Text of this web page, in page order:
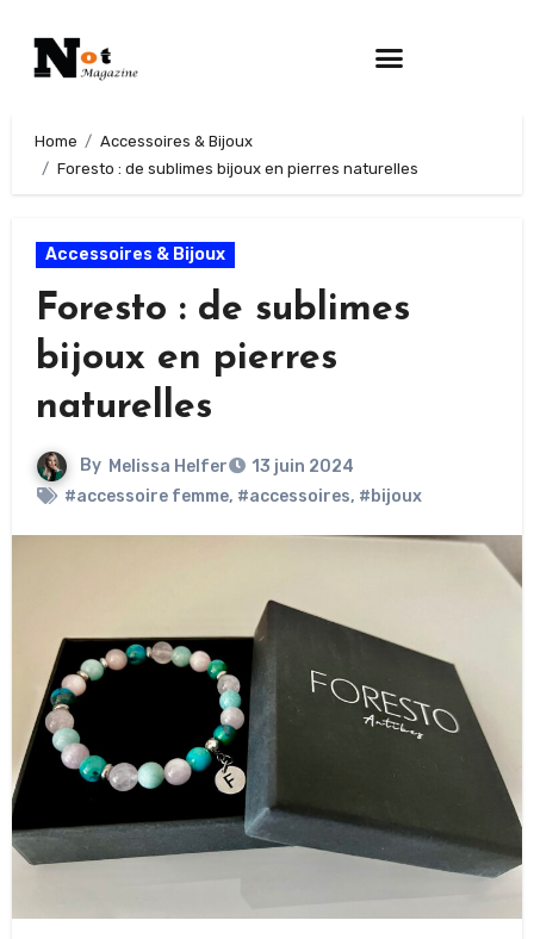
Home
Accessoires & Bijoux
Foresto : de sublimes bijoux en pierres naturelles
Accessoires & Bijoux
Foresto : de sublimes
bijoux en pierres
naturelles
By Melissa Helfer
13 juin 2024
#accessoire femme, #accessoires, #bijoux